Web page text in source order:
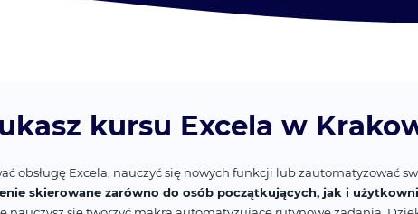
kursu Excela w
obsługę Excela, nauczyć się nowych funkcji lub zautomatyzować
skierowane zarówno do osób początkujących, jak i